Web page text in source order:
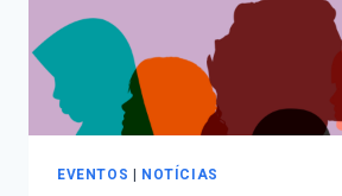
EVENTOS | NOTÍCIAS